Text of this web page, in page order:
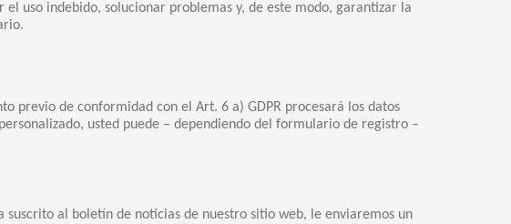
uso indebido, solucionar problemas y, de este modo, garantizar la
previo de conformidad con el Art. 6 a) GDPR procesará los datos
usted puede – dependiendo del formulario de registro –
al boletín de noticias de nuestro sitio web, le enviaremos un